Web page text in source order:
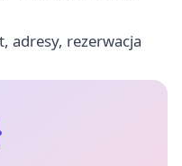
adresy, rezerwacja